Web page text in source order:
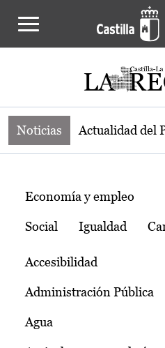
Noticias de la
Noticias Actualidad del
Temas
Economía y empleo
Social Igualdad
Accesibilidad
Administración Pública
Agua